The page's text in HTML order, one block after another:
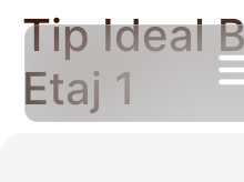
Tip Ideal
Etaj 1